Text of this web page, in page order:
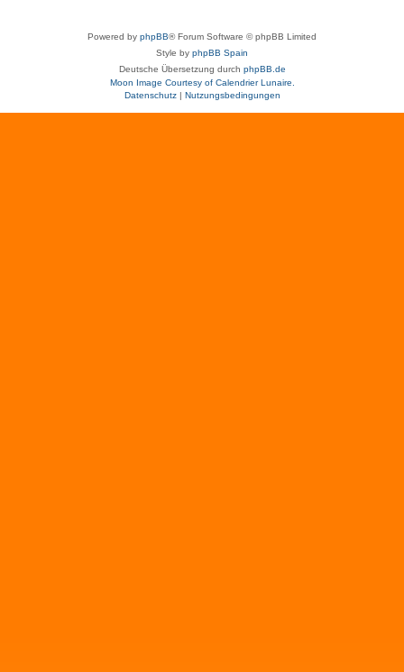
Powered by phpBB® Forum Software © phpBB Limited
Style by phpBB Spain
Deutsche Übersetzung durch phpBB.de
Moon Image Courtesy of Calendrier Lunaire.
Datenschutz| Nutzungsbedingungen